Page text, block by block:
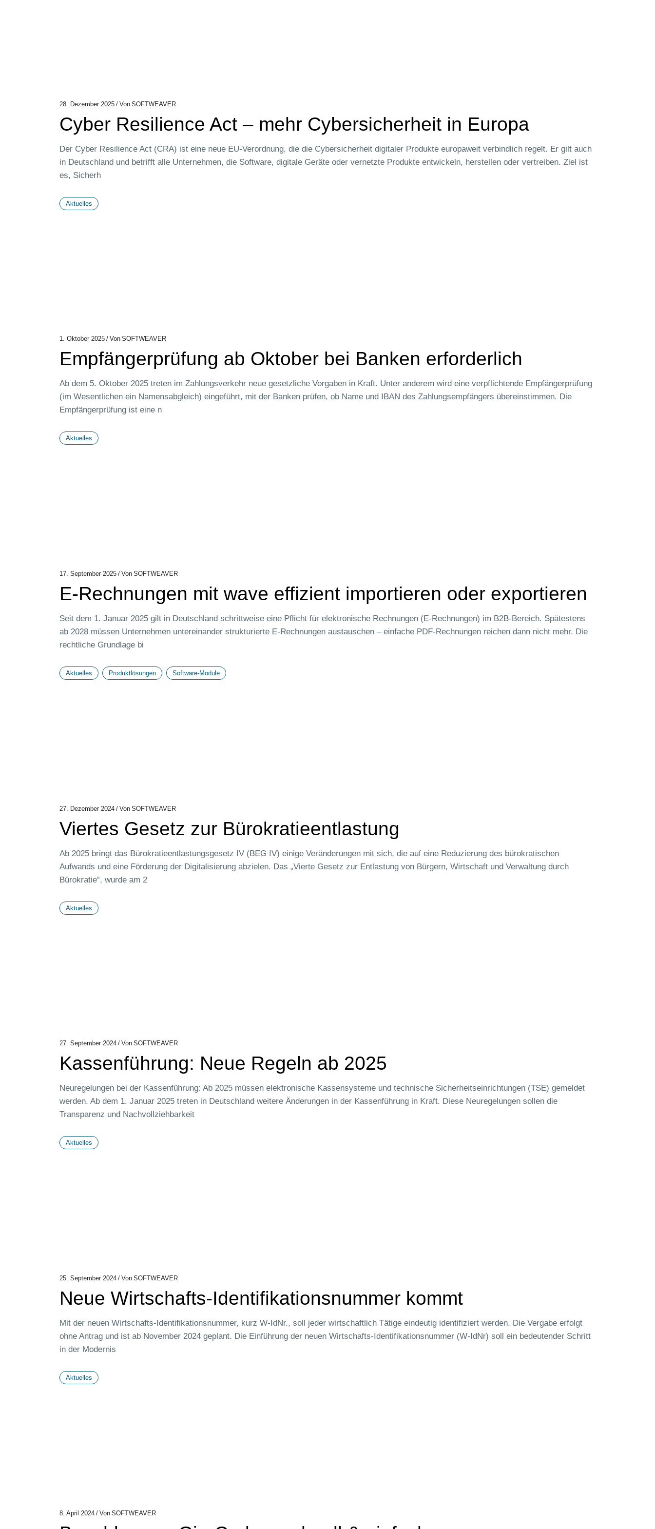
28. Dezember 2025 Von SOFTWEAVER
Cyber Resilience Act – mehr Cybersicherheit in Europa
Der Cyber Resilience Act (CRA) ist eine neue EU-Verordnung, die die Cybersicherheit digitaler Produkte europaweit verbindlich regelt. Er gilt auch
in Deutschland und betrifft alle Unternehmen, die Software, digitale Geräte oder vernetzte Produkte entwickeln, herstellen oder vertreiben. Ziel ist
es, Sicherh
Aktuelles
1. Oktober 2025 Von SOFTWEAVER
Empfängerprüfung ab Oktober bei Banken erforderlich
Ab dem 5. Oktober 2025 treten im Zahlungsverkehr neue gesetzliche Vorgaben in Kraft. Unter anderem wird eine verpflichtende Empfängerprüfung
(im Wesentlichen ein Namensabgleich) eingeführt, mit der Banken prüfen, ob Name und IBAN des Zahlungsempfängers übereinstimmen. Die
Empfängerprüfung ist eine n
Aktuelles
17. September 2025 Von SOFTWEAVER
E-Rechnungen mit wave effizient importieren oder exportieren
Seit dem 1. Januar 2025 gilt in Deutschland schrittweise eine Pflicht für elektronische Rechnungen (E‑Rechnungen) im B2B-Bereich. Spätestens
ab 2028 müssen Unternehmen untereinander strukturierte E‑Rechnungen austauschen – einfache PDF-Rechnungen reichen dann nicht mehr. Die
rechtliche Grundlage bi
Aktuelles Produktlösungen Software-Module
27. Dezember 2024 Von SOFTWEAVER
Viertes Gesetz zur Bürokratieentlastung
Ab 2025 bringt das Bürokratieentlastungsgesetz IV (BEG IV) einige Veränderungen mit sich, die auf eine Reduzierung des bürokratischen
Aufwands und eine Förderung der Digitalisierung abzielen. Das „Vierte Gesetz zur Entlastung von Bürgern, Wirtschaft und Verwaltung durch
Bürokratie“, wurde am 2
Aktuelles
27. September 2024 Von SOFTWEAVER
Kassenführung: Neue Regeln ab 2025
Neuregelungen bei der Kassenführung: Ab 2025 müssen elektronische Kassensysteme und technische Sicherheitseinrichtungen (TSE) gemeldet
werden. Ab dem 1. Januar 2025 treten in Deutschland weitere Änderungen in der Kassenführung in Kraft. Diese Neuregelungen sollen die
Transparenz und Nachvollziehbarkeit
Aktuelles
25. September 2024 Von SOFTWEAVER
Neue Wirtschafts-Identifikationsnummer kommt
Mit der neuen Wirtschafts-Identifikationsnummer, kurz W-IdNr., soll jeder wirtschaftlich Tätige eindeutig identifiziert werden. Die Vergabe erfolgt
ohne Antrag und ist ab November 2024 geplant. Die Einführung der neuen Wirtschafts-Identifikationsnummer (W-IdNr) soll ein bedeutender Schritt
in der Modernis
Aktuelles
8. April 2024 Von SOFTWEAVER